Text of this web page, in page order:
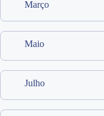
Março
Maio
Julho